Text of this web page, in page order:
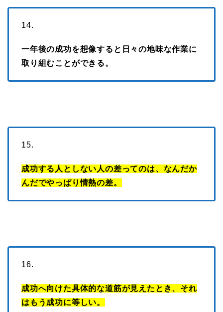
14.
一年後の成功を想像すると日々の地味な作業に
取り組むことができる。
15.
成功する人としない人の差ってのは、なんだか
んだでやっぱり情熱の差。
16.
成功へ向けた具体的な道筋が見えたとき、それ
はもう成功に等しい。